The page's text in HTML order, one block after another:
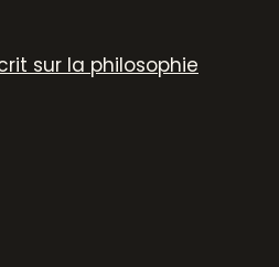
sur la philosophie